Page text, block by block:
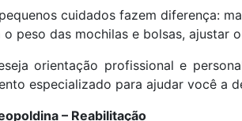
cuidados fazem diferença:
peso das mochilas e bolsas, ajustar
orientação profissional e
especializado para ajudar você a
– Reabilitação